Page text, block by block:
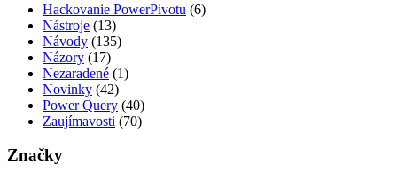
Hackovanie PowerPivotu (6)
Nástroje (13)
Návody (135)
Názory (17)
Nezaradené (1)
Novinky (42)
Power Query (40)
Zaujímavosti (70)
Značky